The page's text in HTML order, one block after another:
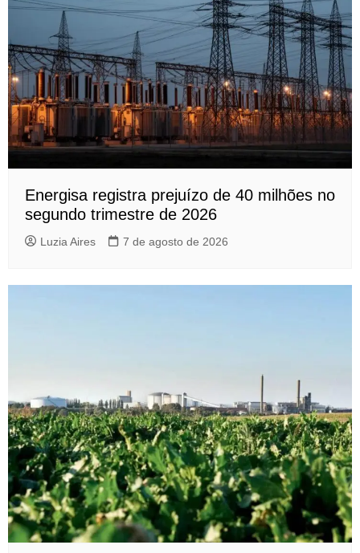
Energisa registra prejuízo de 40 milhões no
segundo trimestre de 2026
Luzia Aires 7 de agosto de 2026